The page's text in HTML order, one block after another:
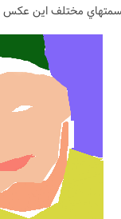
مختلف اين عكس